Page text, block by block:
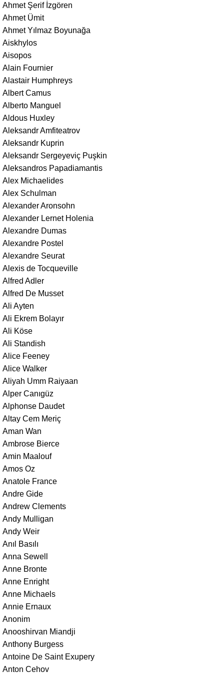
Ahmet Şerif İzgören
Ahmet Ümit
Ahmet Yılmaz Boyunağa
Aiskhylos
Aisopos
Alain Fournier
Alastair Humphreys
Albert Camus
Alberto Manguel
Aldous Huxley
Aleksandr Amfiteatrov
Aleksandr Kuprin
Aleksandr Sergeyeviç Puşkin
Aleksandros Papadiamantis
Alex Michaelides
Alex Schulman
Alexander Aronsohn
Alexander Lernet Holenia
Alexandre Dumas
Alexandre Postel
Alexandre Seurat
Alexis de Tocqueville
Alfred Adler
Alfred De Musset
Ali Ayten
Ali Ekrem Bolayır
Ali Köse
Ali Standish
Alice Feeney
Alice Walker
Aliyah Umm Raiyaan
Alper Canıgüz
Alphonse Daudet
Altay Cem Meriç
Aman Wan
Ambrose Bierce
Amin Maalouf
Amos Oz
Anatole France
Andre Gide
Andrew Clements
Andy Mulligan
Andy Weir
Anıl Basılı
Anna Sewell
Anne Bronte
Anne Enright
Anne Michaels
Annie Ernaux
Anonim
Anooshirvan Miandji
Anthony Burgess
Antoine De Saint Exupery
Anton Cehov